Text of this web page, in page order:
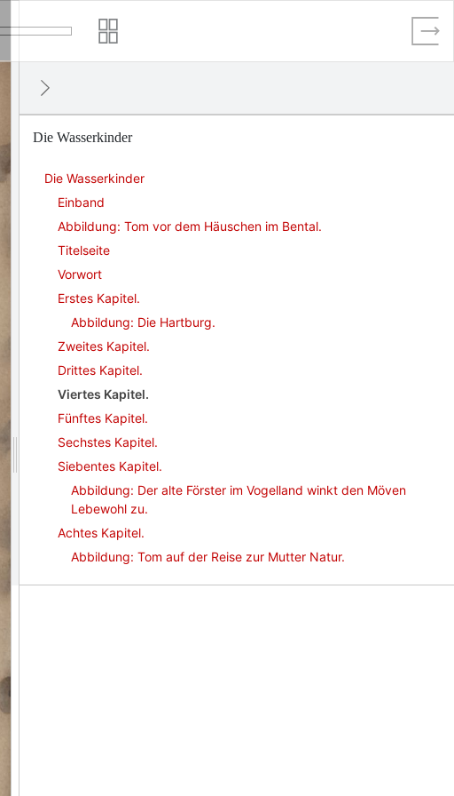
Die Wasserkinder
Die Wasserkinder
Einband
Abbildung: Tom vor dem Häuschen im Bental.
Titelseite
Vorwort
Erstes Kapitel.
Abbildung: Die Hartburg.
Zweites Kapitel.
Drittes Kapitel.
Viertes Kapitel.
Fünftes Kapitel.
Sechstes Kapitel.
Siebentes Kapitel.
Abbildung: Der alte Förster im Vogelland winkt den Möven
Lebewohl zu.
Achtes Kapitel.
Abbildung: Tom auf der Reise zur Mutter Natur.